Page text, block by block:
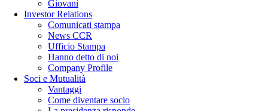
Giovani
Investor Relations
Comunicati stampa
News CCR
Ufficio Stampa
Hanno detto di noi
Company Profile
Soci e Mutualità
Vantaggi
Come diventare socio